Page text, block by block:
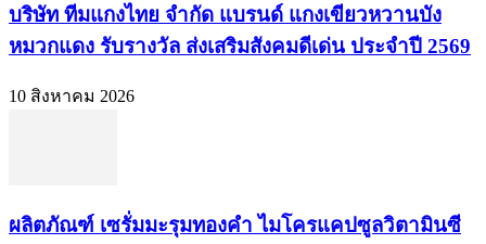
บริษัท ทีมแกงไทย จำกัด แบรนด์ แกงเขียวหวานบัง
หมวกแดง รับรางวัล ส่งเสริมสังคมดีเด่น ประจำปี 2569
10 สิงหาคม 2026
ผลิตภัณฑ์ เซรั่มมะรุมทองคำ ไมโครแคปซูลวิตามินซี